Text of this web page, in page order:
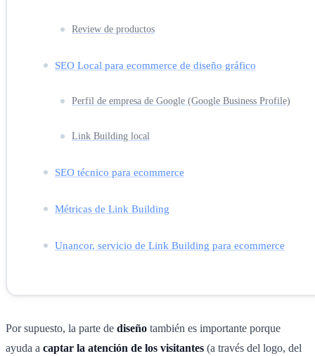
Review de productos
SEO Local para ecommerce de diseño gráfico
Perfil de empresa de Google (Google Business Profile)
Link Building local
SEO técnico para ecommerce
Métricas de Link Building
Unancor, servicio de Link Building para ecommerce
Por supuesto, la parte de diseño también es importante porque
ayuda a captar la atención de los visitantes (a través del logo, del